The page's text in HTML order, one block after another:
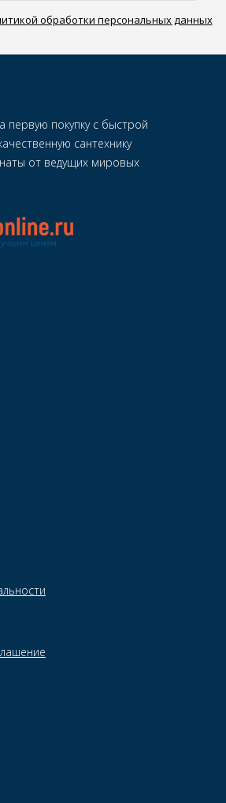
обработки персональных данных
первую покупку с быстрой
сантехнику
от ведущих мировых